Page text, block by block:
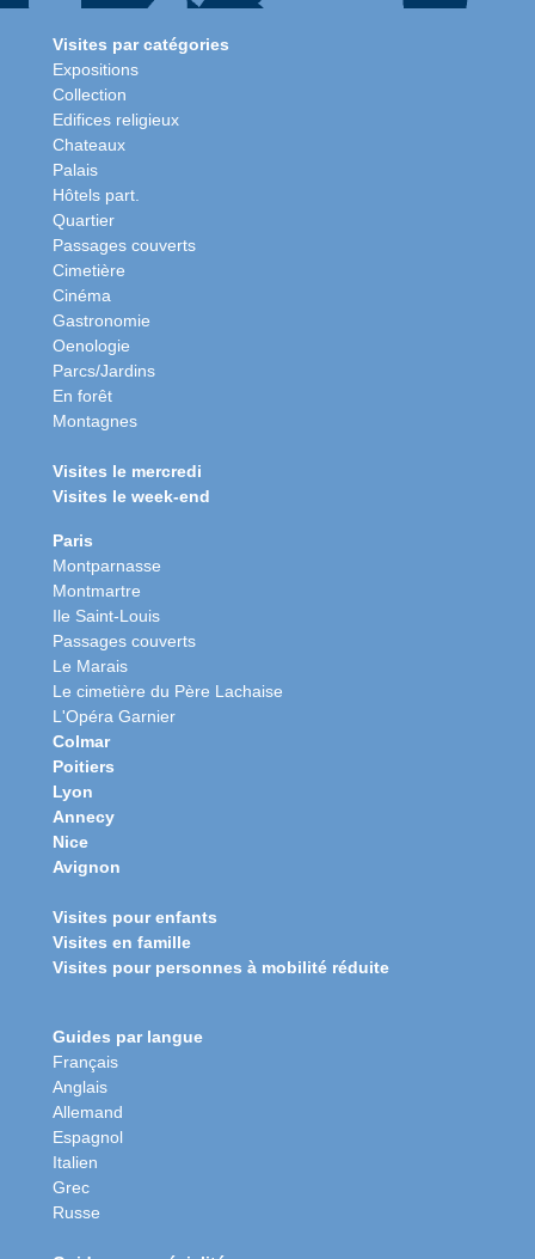
Visites par catégories
Expositions
Collection
Edifices religieux
Chateaux
Palais
Hôtels part.
Quartier
Passages couverts
Cimetière
Cinéma
Gastronomie
Oenologie
Parcs/Jardins
En forêt
Montagnes
Visites le mercredi
Visites le week-end
Paris
Montparnasse
Montmartre
Ile Saint-Louis
Passages couverts
Le Marais
Le cimetière du Père Lachaise
L'Opéra Garnier
Colmar
Poitiers
Lyon
Annecy
Nice
Avignon
Visites pour enfants
Visites en famille
Visites pour personnes à mobilité réduite
Guides par langue
Français
Anglais
Allemand
Espagnol
Italien
Grec
Russe